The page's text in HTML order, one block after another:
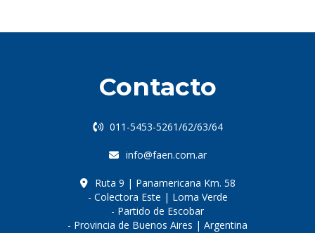
Contacto
011-5453-5261/62/63/64
info@faen.com.ar
Ruta 9 | Panamericana Km. 58
- Colectora Este | Loma Verde
- Partido de Escobar
- Provincia de Buenos Aires | Argentina